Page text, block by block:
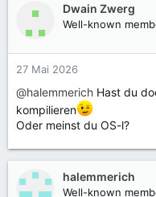
o
n
n
:
Dwain Zwerg
Well-known
27 Mai 2026
@halemmerich Hast du
kompilieren
Oder meinst du OS-l?
halemmerich
Well-known